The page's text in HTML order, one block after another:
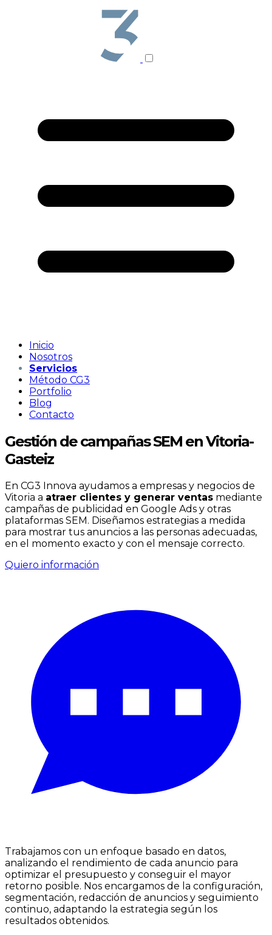
Inicio
Nosotros
Servicios
Método CG3
Portfolio
Blog
Contacto
Gestión de campañas SEM en Vitoria-
Gasteiz
En CG3 Innova ayudamos a empresas y negocios de
Vitoria a atraer clientes y generar ventas mediante
campañas de publicidad en Google Ads y otras
plataformas SEM. Diseñamos estrategias a medida
para mostrar tus anuncios a las personas adecuadas,
en el momento exacto y con el mensaje correcto.
Quiero información
Trabajamos con un enfoque basado en datos,
analizando el rendimiento de cada anuncio para
optimizar el presupuesto y conseguir el mayor
retorno posible. Nos encargamos de la configuración,
segmentación, redacción de anuncios y seguimiento
continuo, adaptando la estrategia según los
resultados obtenidos.